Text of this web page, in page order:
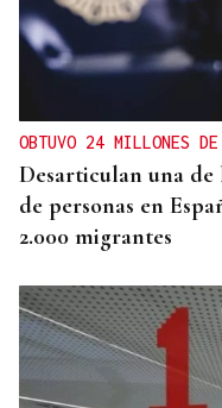
07
AGO
Observación
OBTUVO 24 MILLONES DE
Desarticulan una de
de personas en
2.000 migrantes